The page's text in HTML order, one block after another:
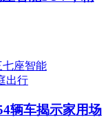
辆车揭示家用场